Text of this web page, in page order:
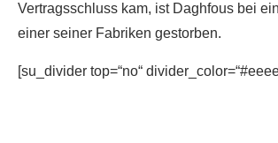
Vertragsschluss kam, ist Daghfous bei
einer seiner Fabriken gestorben.
[su_divider top=“no“